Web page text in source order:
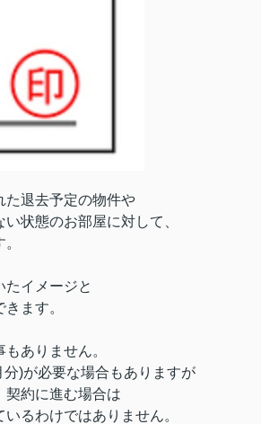
た退去予定の物件や
状態のお部屋に対して、
たイメージと
ます。
ありません。
)が必要な場合もありますが
契約に進む場合は
るわけではありません。